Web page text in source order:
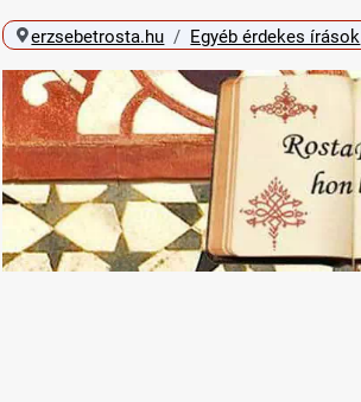
erzsebetrosta.hu Egyéb érdekes írások